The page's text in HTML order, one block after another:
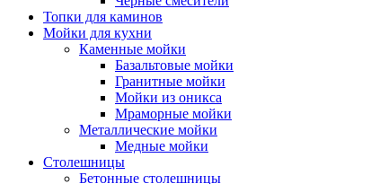
Топки для каминов
Мойки для кухни
Каменные мойки
Базальтовые мойки
Гранитные мойки
Мойки из оникса
Мраморные мойки
Металлические мойки
Медные мойки
Столешницы
Бетонные столешницы